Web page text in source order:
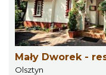
Mały Dworek -
Olsztyn